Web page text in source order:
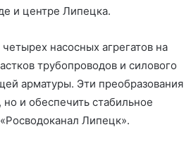
и центре Липецка.
насосных агрегатов на
трубопроводов и силового
арматуры. Эти преобразования
и обеспечить стабильное
Липецк».